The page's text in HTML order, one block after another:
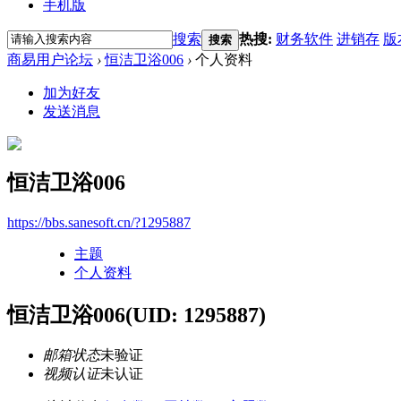
手机版
搜索 搜索 热搜: 财务软件 进销存 版
商易用户论坛 › 恒洁卫浴006 › 个人资料
加为好友
发送消息
恒洁卫浴006
https://bbs.sanesoft.cn/?1295887
主题
个人资料
恒洁卫浴006(UID: 1295887)
邮箱状态未验证
视频认证未认证